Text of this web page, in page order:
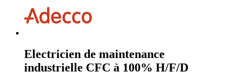
Electricien de maintenance
industrielle CFC à 100% H/F/D